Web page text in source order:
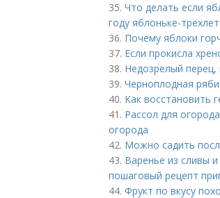
35. Что делать если
году яблоньке-
36. Почему яблоки
37. Если прокисла
38. Недозрелый перец,
39. Черноплодная
40. Как восстановить
41. Рассол для
огорода
42. Можно садить
43. Варенье из сливы
пошаговый рецепт
44. Фрукт по вкусу